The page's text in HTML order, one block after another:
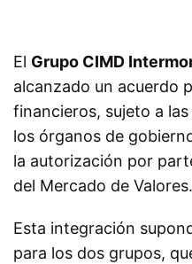
El Grupo CIMD
alcanzado un acuerdo
financieros, sujeto a
los órganos de
la autorización por
del Mercado de Valores.
Esta integración
para los dos grupos,